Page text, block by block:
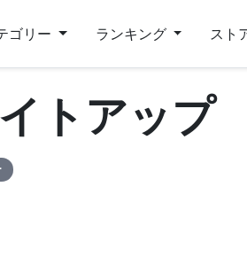
ゴリー ランキング スト
トアップ